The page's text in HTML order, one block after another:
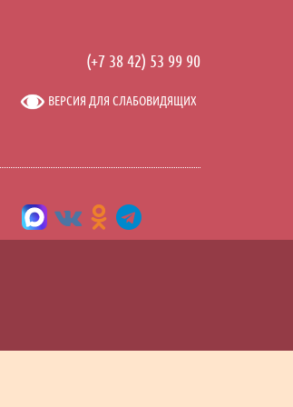
(+7 38 42) 53 99 90
ВЕРСИЯ ДЛЯ СЛАБОВИДЯЩИХ